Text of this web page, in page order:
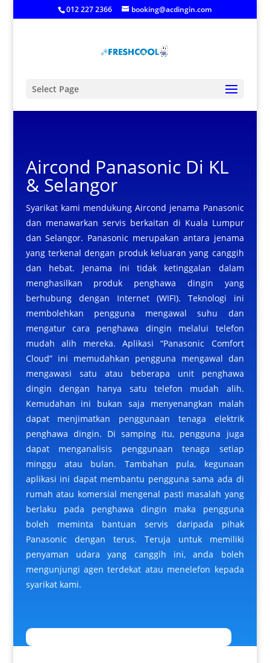
012 227 2366 booking@acdingin.com
Select Page
Aircond Panasonic Di KL
& Selangor
Syarikat kami mendukung Aircond jenama Panasonic
dan menawarkan servis berkaitan di Kuala Lumpur
dan Selangor. Panasonic merupakan antara jenama
yang terkenal dengan produk keluaran yang canggih
dan hebat. Jenama ini tidak ketinggalan dalam
menghasilkan produk penghawa dingin yang
berhubung dengan Internet (WIFI). Teknologi ini
membolehkan pengguna mengawal suhu dan
mengatur cara penghawa dingin melalui telefon
mudah alih mereka. Aplikasi “Panasonic Comfort
Cloud” ini memudahkan pengguna mengawal dan
mengawasi satu atau beberapa unit penghawa
dingin dengan hanya satu telefon mudah alih.
Kemudahan ini bukan saja menyenangkan malah
dapat menjimatkan penggunaan tenaga elektrik
penghawa dingin. Di samping itu, pengguna juga
dapat menganalisis penggunaan tenaga setiap
minggu atau bulan. Tambahan pula, kegunaan
aplikasi ini dapat membantu pengguna sama ada di
rumah atau komersial mengenal pasti masalah yang
berlaku pada penghawa dingin maka pengguna
boleh meminta bantuan servis daripada pihak
Panasonic dengan terus. Teruja untuk memiliki
penyaman udara yang canggih ini, anda boleh
mengunjungi agen terdekat atau menelefon kepada
syarikat kami.